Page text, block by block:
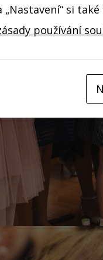
„Nastavení“ si
používání